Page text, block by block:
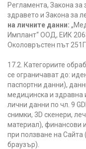
Регламента, Закона за
здравето и Закона за
на личните данни:
Имплант“ ООД, ЕИК
Околовръстен път 251Г.
17.2. Категориите
се ограничават до:
паспортни данни),
медицинска и здравна
лични данни по чл. 9
снимки, 3D скенери,
материал), финансови
при ползване на Сайта
браузър).